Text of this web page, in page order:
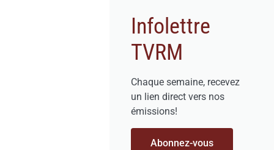
Infolettre
TVRM
Chaque semaine, recevez
un lien direct vers nos
émissions!
Abonnez-vous